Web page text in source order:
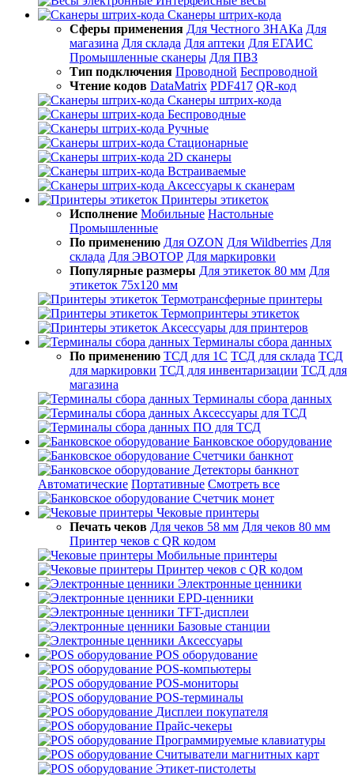
Сканеры штрих-кода
Сферы применения Для Честного ЗНАКа Для
магазина Для склада Для аптеки Для ЕГАИС
Промышленные сканеры Для ПВЗ
Тип подключения Проводной Беспроводной
Чтение кодов DataMatrix PDF417 QR-код
Сканеры штрих-кода
Беспроводные
Ручные
Стационарные
2D сканеры
Встраиваемые
Аксессуары к сканерам
Принтеры этикеток
Исполнение Мобильные Настольные
Промышленные
По применению Для OZON Для Wildberries Для
склада Для ЭВОТОР Для маркировки
Популярные размеры Для этикеток 80 мм Для
этикеток 75х120 мм
Термотрансферные принтеры
Термопринтеры этикеток
Аксессуары для принтеров
Терминалы сбора данных
По применению ТСД для 1С ТСД для склада ТСД
для маркировки ТСД для инвентаризации ТСД для
магазина
Терминалы сбора данных
Аксессуары для ТСД
ПО для ТСД
Банковское оборудование
Счетчики банкнот
Детекторы банкнот
Автоматические Портативные Смотреть все
Счетчик монет
Чековые принтеры
Печать чеков Для чеков 58 мм Для чеков 80 мм
Принтер чеков с QR кодом
Мобильные принтеры
Принтер чеков с QR кодом
Электронные ценники
EPD-ценники
TFT-дисплеи
Базовые станции
Аксессуары
POS оборудование
POS-компьютеры
POS-мониторы
POS-терминалы
Дисплеи покупателя
Прайс-чекеры
Программируемые клавиатуры
Считыватели магнитных карт
Этикет-пистолеты